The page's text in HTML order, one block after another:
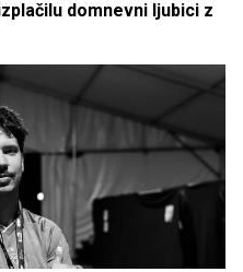
domnevni ljubici z